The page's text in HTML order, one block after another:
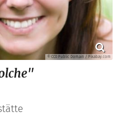
© CC0 Public Domain / Pixabay.com